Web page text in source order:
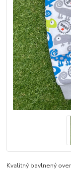
Kvalitný bavlnený